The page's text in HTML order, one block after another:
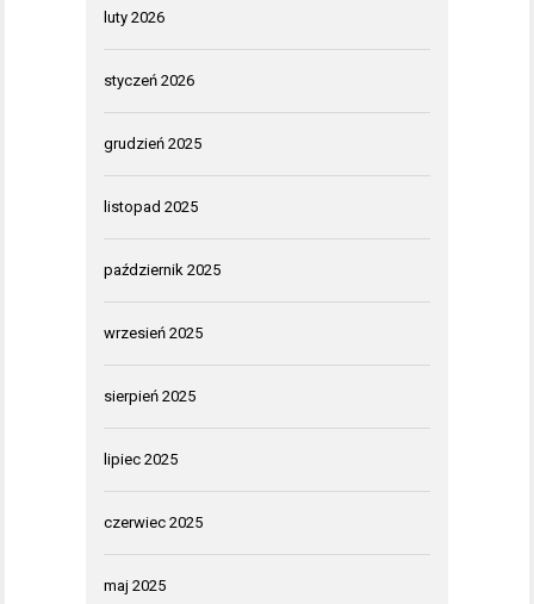
luty 2026
styczeń 2026
grudzień 2025
listopad 2025
październik 2025
wrzesień 2025
sierpień 2025
lipiec 2025
czerwiec 2025
maj 2025